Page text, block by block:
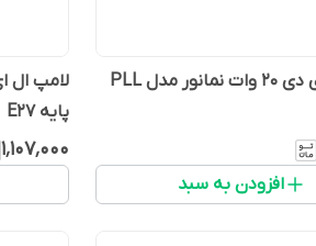
لامپ ال ای دی 20 وات نمانور مدل PLL
افزودن به سبد
پایه E27
۱٬۱۰۷٬۰۰۰